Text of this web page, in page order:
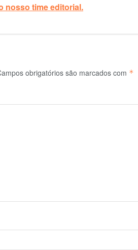
nosso time editorial.
obrigatórios são marcados com *